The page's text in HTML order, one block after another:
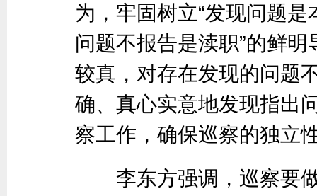
为，牢固树立“发现问题
问题不报告是渎职”的鲜
较真，对存在发现的问题
确、真心实意地发现指出
察工作，确保巡察的独立
李东方强调，巡察要做